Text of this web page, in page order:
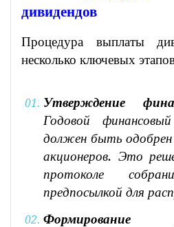
дивидендов
Процедура выплаты
несколько ключевых
Утверждение
Годовой
должен быть
акционеров. Это
протоколе
предпосылкой для
Формирование